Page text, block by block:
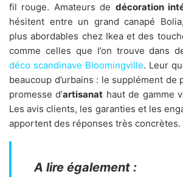
fil rouge. Amateurs de décoration
hésitent entre un grand canapé
plus abordables chez Ikea et des
comme celles que l’on trouve dans
déco scandinave Bloomingville. Leur
beaucoup d’urbains : le supplément de
promesse d’artisanat haut de gamme
Les avis clients, les garanties et les
apportent des réponses très concrètes.
A lire également :